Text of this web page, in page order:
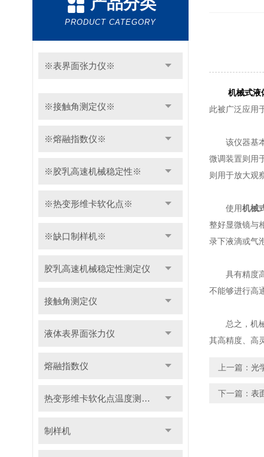
PRODUCT CATEGORY
※表界面张力仪※
※接触角测定仪※
※熔融指数仪※
※胶乳高速机械稳定性※
※热变形维卡软化点※
※缺口制样机※
胶乳高速机械稳定性测定仪
接触角测定仪
液体表界面张力仪
熔融指数仪
热变形维卡软化点温度测定仪
制样机
机械式液
此被广泛应用
该仪器基本
微调装置则用
则用于放大观
使用机械
整好显微镜与
录下液滴或气
具有精度高
不能够进行高
总之，机械
其高精度、高
上一篇： 光
下一篇： 表